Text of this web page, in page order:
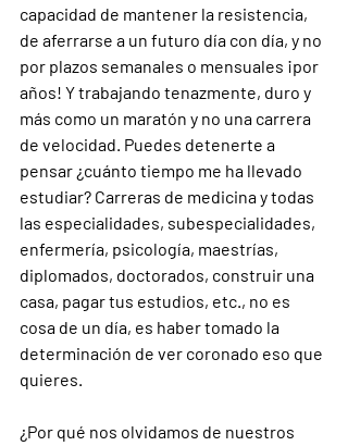
capacidad de mantener la resistencia,
de aferrarse a un futuro día con día, y no
por plazos semanales o mensuales ¡por
años! Y trabajando tenazmente, duro y
más como un maratón y no una carrera
de velocidad. Puedes detenerte a
pensar ¿cuánto tiempo me ha llevado
estudiar? Carreras de medicina y todas
las especialidades, subespecialidades,
enfermería, psicología, maestrías,
diplomados, doctorados, construir una
casa, pagar tus estudios, etc., no es
cosa de un día, es haber tomado la
determinación de ver coronado eso que
quieres.
¿Por qué nos olvidamos de nuestros